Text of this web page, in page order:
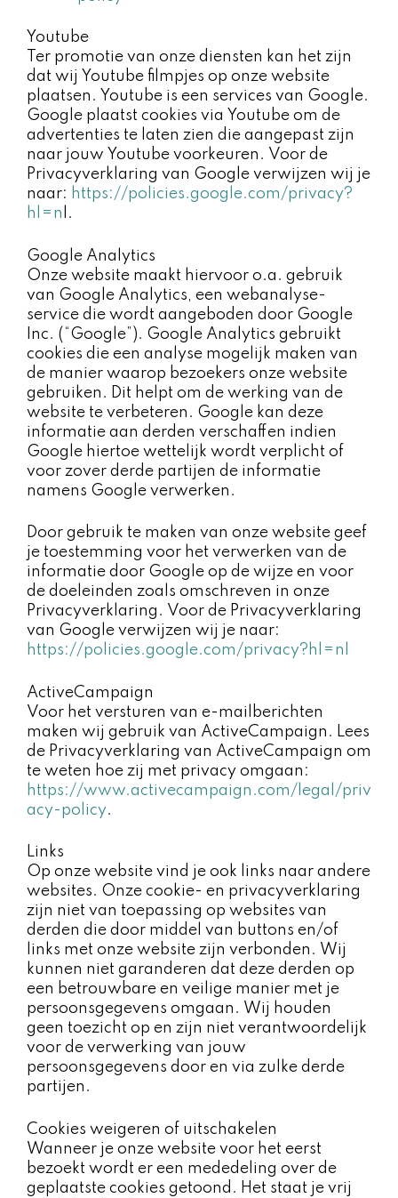
Youtube
Ter promotie van onze diensten kan het zijn
dat wij Youtube filmpjes op onze website
plaatsen. Youtube is een services van Google.
Google plaatst cookies via Youtube om de
advertenties te laten zien die aangepast zijn
naar jouw Youtube voorkeuren. Voor de
Privacyverklaring van Google verwijzen wij je
naar: https://policies.google.com/privacy?
hl=n l.
Google Analytics
Onze website maakt hiervoor o.a. gebruik
van Google Analytics, een webanalyse-
service die wordt aangeboden door Google
Inc. (“Google”). Google Analytics gebruikt
cookies die een analyse mogelijk maken van
de manier waarop bezoekers onze website
gebruiken. Dit helpt om de werking van de
website te verbeteren. Google kan deze
informatie aan derden verschaffen indien
Google hiertoe wettelijk wordt verplicht of
voor zover derde partijen de informatie
namens Google verwerken.
Door gebruik te maken van onze website geef
je toestemming voor het verwerken van de
informatie door Google op de wijze en voor
de doeleinden zoals omschreven in onze
Privacyverklaring. Voor de Privacyverklaring
van Google verwijzen wij je naar:
https://policies.google.com/privacy?hl=nl
ActiveCampaign
Voor het versturen van e-mailberichten
maken wij gebruik van ActiveCampaign. Lees
de Privacyverklaring van ActiveCampaign om
te weten hoe zij met privacy omgaan:
https://www.activecampaign.com/legal/priv
acy-policy.
Links
Op onze website vind je ook links naar andere
websites. Onze cookie- en privacyverklaring
zijn niet van toepassing op websites van
derden die door middel van buttons en/of
links met onze website zijn verbonden. Wij
kunnen niet garanderen dat deze derden op
een betrouwbare en veilige manier met je
persoonsgegevens omgaan. Wij houden
geen toezicht op en zijn niet verantwoordelijk
voor de verwerking van jouw
persoonsgegevens door en via zulke derde
partijen.
Cookies weigeren of uitschakelen ​
Wanneer je onze website voor het eerst
bezoekt wordt er een mededeling over de
geplaatste cookies getoond. Het staat je vrij